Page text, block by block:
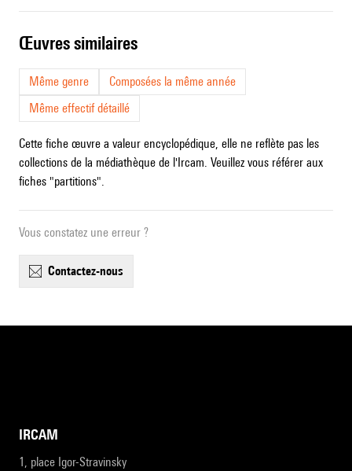
œuvres similaires
Même genre
Composées la même année
Même effectif détaillé
Cette fiche œuvre a valeur encyclopédique, elle ne reflète pas les
collections de la médiathèque de l'Ircam. Veuillez vous référer aux
fiches "partitions".
Vous constatez une erreur ?
contactez-nous
IRCAM
1, place Igor-Stravinsky